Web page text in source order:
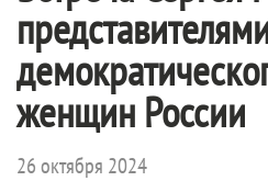
женщин России
26 октября 2024